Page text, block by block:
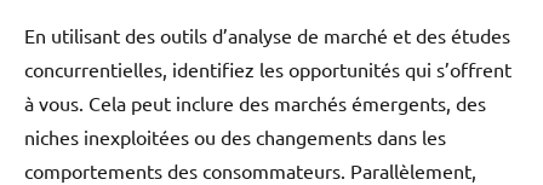
En utilisant des outils d’analyse de marché et des études
concurrentielles, identifiez les opportunités qui s’offrent
à vous. Cela peut inclure des marchés émergents, des
niches inexploitées ou des changements dans les
comportements des consommateurs. Parallèlement,